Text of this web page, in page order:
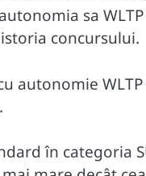
sa
concursului.
autonomie
.
în categoria